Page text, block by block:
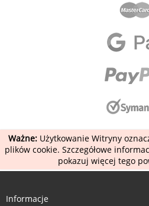
Ważne:Użytkowanie Witryny
plików cookie. Szczegółowe
pokazuj więcej tego
Informacje